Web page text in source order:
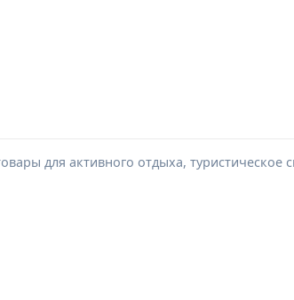
для активного отдыха, туристическое